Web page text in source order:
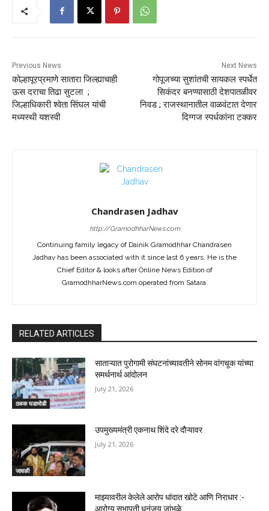
Previous News
कोल्हापूरप्रमाणे सातारा जिल्ह्याचाही
ऊस दराचा तिढा सुटला ;
जिल्हाधिकारी श्‍वेता सिंघल यांची
मध्यस्थी यशस्वी
Next News
गोपूजच्या सुशांतची सायकल स्पर्धेत
सिकंदर बनण्यासाठी देशपातळीवर
निवड ; राजस्थानातील वाळवंटात देणार
दिग्गज स्पर्धकांना टक्कर
Chandrasen Jadhav
http://GramodhharNews.com
Continuing family legacy of Dainik Gramodhhar Chandrasen
Jadhav has been associated with it since last 6 years. He is the
Chief Editor & looks after Online News Edition of
GramodhharNews.com operated from Satara.
RELATED ARTICLES
ठळक घडामोडी
साताऱ्यात पुरोगामी संघटनांच्यावतीने सोनम वांगचूक यांच्या
समर्थनार्थ आंदोलन
July 21, 2026
जावळी
उपमुख्यमंत्री एकनाथ शिंदे दरे दौऱ्यावर
July 21, 2026
माझ्यावरील केलेले आरोप धांदात खोटे आणि निराधार :-
आरोग्य सभापती धनंजय जांभळे